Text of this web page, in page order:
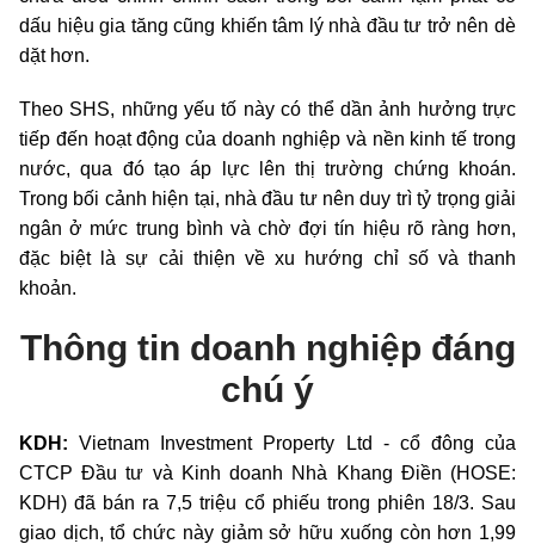
dấu hiệu gia tăng cũng khiến tâm lý nhà đầu tư trở nên dè
dặt hơn.
Theo SHS, những yếu tố này có thể dần ảnh hưởng trực
tiếp đến hoạt động của doanh nghiệp và nền kinh tế trong
nước, qua đó tạo áp lực lên thị trường chứng khoán.
Trong bối cảnh hiện tại, nhà đầu tư nên duy trì tỷ trọng giải
ngân ở mức trung bình và chờ đợi tín hiệu rõ ràng hơn,
đặc biệt là sự cải thiện về xu hướng chỉ số và thanh
khoản.
Thông tin doanh nghiệp đáng
chú ý
KDH:Vietnam Investment Property Ltd - cổ đông của
CTCP Đầu tư và Kinh doanh Nhà Khang Điền (HOSE:
KDH) đã bán ra 7,5 triệu cổ phiếu trong phiên 18/3. Sau
giao dịch, tổ chức này giảm sở hữu xuống còn hơn 1,99